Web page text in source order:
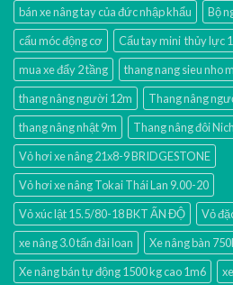
bán xe nâng tay của đức nhập khẩu
Bộ
cẩu móc động cơ
Cẩu tay mini thủy lực
mua xe đẩy 2 tầng
thang nang sieu nho
thang nâng người 12m
Thang nâng
thang nâng nhật 9m
Thang nâng đôi
Vỏ hơi xe nâng 21x8-9 BRIDGESTONE
Vỏ hơi xe nâng Tokai Thái Lan 9.00-20
Vỏ xúc lật 15.5/80-18 BKT ẤN ĐỘ
Vỏ
xe nâng 3.0 tấn đài loan
Xe nâng bàn
Xe nâng bán tự động 1500 kg cao 1m6